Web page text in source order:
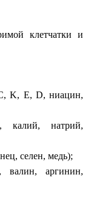
клетчатки и
K, E, D, ниацин,
калий, натрий,
селен, медь);
валин, аргинин,